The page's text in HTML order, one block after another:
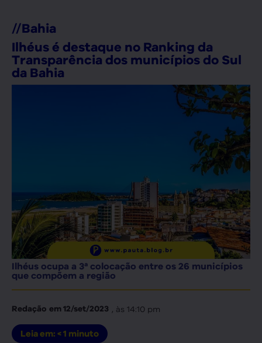
//Bahia
Ilhéus é destaque no Ranking da
Transparência dos municípios do Sul
da Bahia
Ilhéus ocupa a 3ª colocação entre os 26 municípios
que compõem a região
Redação em12/set/2023 , às 14:10 pm
Leia em: < 1 minuto